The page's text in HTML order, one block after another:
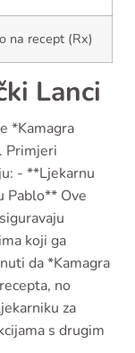
na recept (Rx)
Lanci
*Kamagra
Primjeri
- **Ljekarnu
Pablo** Ove
koji ga
da *Kamagra
no
za
s drugim